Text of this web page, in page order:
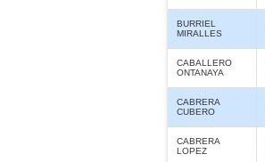
BURRIEL
MIRALLES
CABALLERO
ONTANAYA
CABRERA
CUBERO
CABRERA
LOPEZ